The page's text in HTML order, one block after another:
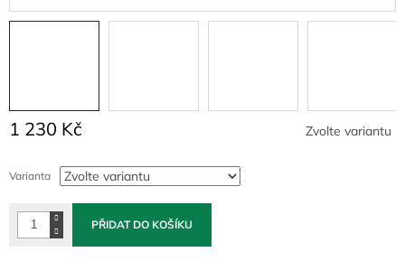
1 230 Kč
cena:
Zvolte variantu
Varianta
PŘIDAT DO KOŠÍKU